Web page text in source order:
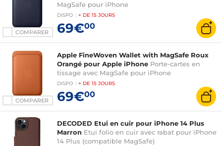
COMPARER
MagSafe pour iPhone
DISPO : + DE 15 JOURS
69€00
COMPARER
Apple FineWoven Wallet with MagSafe Roux
Orangé pour Apple iPhone Porte-cartes en
tissage avec MagSafe pour iPhone
DISPO : + DE 15 JOURS
69€00
DECODED Etui en cuir pour iPhone 14 Plus
Marron Etui folio en cuir avec rabat pour iPhone
14 Plus (compatible MagSafe)